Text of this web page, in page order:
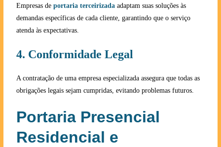
Empresas de portaria terceirizadaadaptam suas soluções às
demandas específicas de cada cliente, garantindo que o serviço
atenda às expectativas.
4. Conformidade Legal
A contratação de uma empresa especializada assegura que todas as
obrigações legais sejam cumpridas, evitando problemas futuros.
Portaria Presencial
Residencial e